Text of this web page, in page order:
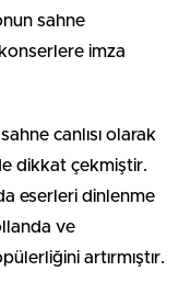
sahne
imza
canlısı olarak
dikkat çekmiştir.
eserleri dinlenme
ve
artırmıştır.